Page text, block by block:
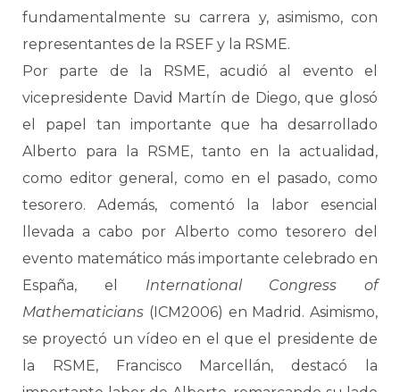
fundamentalmente su carrera y, asimismo, con
representantes de la RSEF y la RSME.
Por parte de la RSME, acudió al evento el
vicepresidente David Martín de Diego, que glosó
el papel tan importante que ha desarrollado
Alberto para la RSME, tanto en la actualidad,
como editor general, como en el pasado, como
tesorero. Además, comentó la labor esencial
llevada a cabo por Alberto como tesorero del
evento matemático más importante celebrado en
España, el International Congress of
Mathematicians (ICM2006) en Madrid. Asimismo,
se proyectó un vídeo en el que el presidente de
la RSME, Francisco Marcellán, destacó la